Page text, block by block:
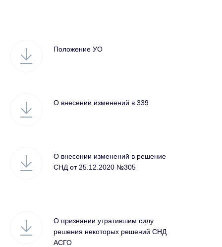
Положение УО
О внесении изменений в 339
О внесении изменений в решение
СНД от 25.12.2020 №305
О признании утратившим силу
решения некоторых решений СНД
АСГО